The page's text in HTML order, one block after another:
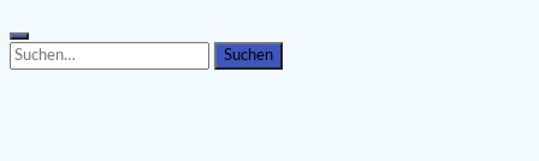
Search
for:
Search